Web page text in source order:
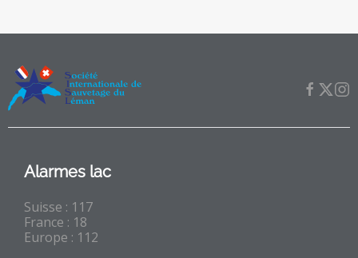
Alarmes lac
Suisse : 117
France : 18
Europe : 112